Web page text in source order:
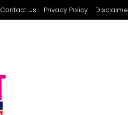
Contact Us Privacy Policy